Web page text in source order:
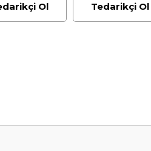
Ol Tedarikçi Ol